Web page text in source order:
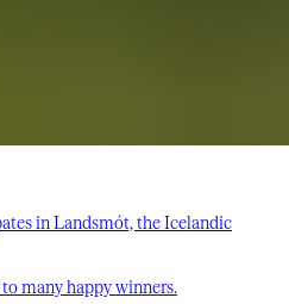
in Landsmót, the Icelandic
many happy winners.